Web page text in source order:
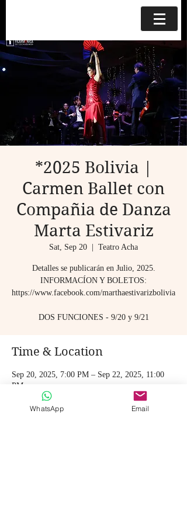
*2025 Bolivia |
Carmen Ballet con
Compañia de Danza
Marta Estivariz
Sat, Sep 20 Teatro Acha
Detalles se publicarán en Julio, 2025.
INFORMACÍON Y BOLETOS:
https://www.facebook.com/marthaestivarizbolivia
DOS FUNCIONES - 9/20 y 9/21
Time & Location
Sep 20, 2025, 7:00 PM – Sep 22, 2025, 11:00
PM
Teatro Acha, JR5V+283, España, Cochabamba,
BoliviaWhatsApp Email